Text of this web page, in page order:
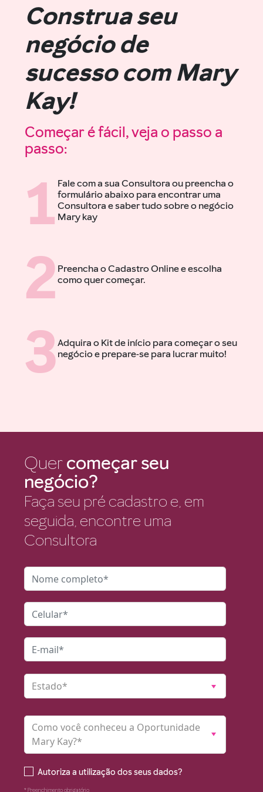
Construa seu
negócio de
sucesso com Mary
Kay!
Começar é fácil, veja o passo a
passo:
1 Fale com a sua Consultora ou preencha o
formulárioabaixo para encontrar uma
Consultora e saber tudo sobre o negócio
Mary kay
2 Preencha o Cadastro Online e escolha
como quer começar.
3Adquira o Kit de início para começar o seu
negócio e prepare-se para lucrar muito!
Quercomeçar seu
negócio?
Faça seu pré cadastro e, em
seguida, encontre uma
Consultora
Estado*
Como você conheceu a Oportunidade
Mary Kay?*
Autoriza a utilização dos seus dados?
* Preenchimento obrigatório